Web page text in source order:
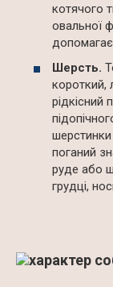
котячого
овальної
Шерсть.
короткий,
рідкісний
шерстинки
поганий
руде або
грудці,